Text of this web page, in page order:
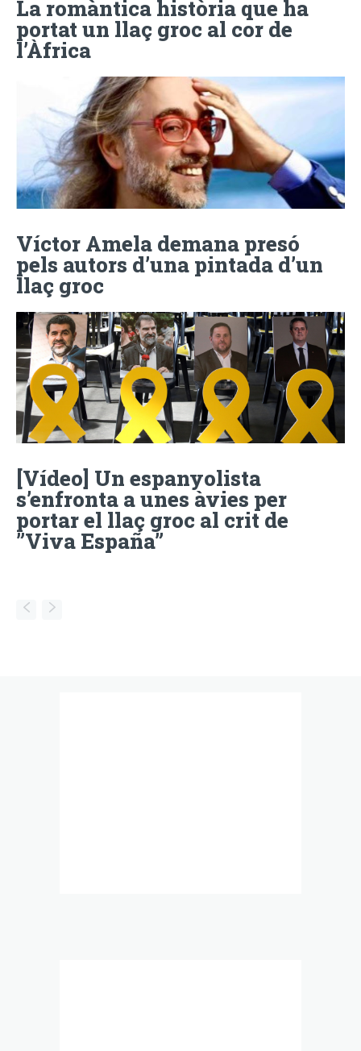
La romàntica història que ha
portat un llaç groc al cor de
l’Àfrica
Víctor Amela demana presó
pels autors d’una pintada d’un
llaç groc
[Vídeo] Un espanyolista
s’enfronta a unes àvies per
portar el llaç groc al crit de
”Viva España”